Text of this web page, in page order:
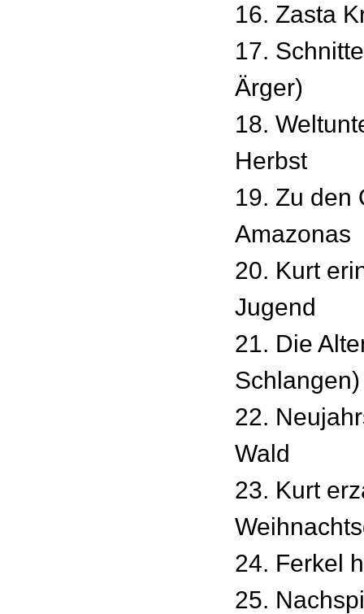
16. Zasta
17.
Ärger)
18.
Herbst
19. Zu den
Amazonas
20. Kurt
Jugend
21. Die
Schlangen)
22.
Wald
23. Kurt
24. Ferkel
25.